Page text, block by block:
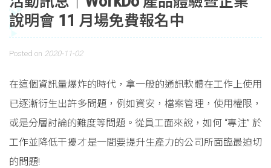
說明會 11 月場免費報名中
Posted on 2020-11-02
在這個資訊量爆炸的時代，拿一般的通訊軟體在工作上使用
已逐漸衍生出許多問題，例如資安，檔案管理，使用權限，
或是分層討論的難度等問題。從員工面來說，如何 “專注” 於
工作並降低干擾才是一間要提升生產力的公司所面臨最迫切
的問題!